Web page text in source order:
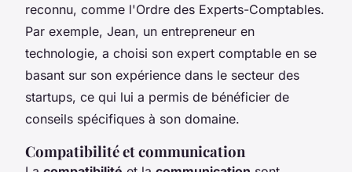
reconnu, comme l'Ordre des Experts-Comptables.
Par exemple, Jean, un entrepreneur en
technologie, a choisi son expert comptable en se
basant sur son expérience dans le secteur des
startups, ce qui lui a permis de bénéficier de
conseils spécifiques à son domaine.
Compatibilité et communication